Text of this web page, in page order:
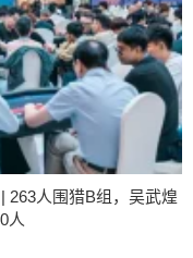
263人围猎B组，吴武煌
人